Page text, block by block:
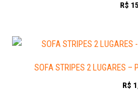
R$
SOFA STRIPES 2 LUGARES –
R$